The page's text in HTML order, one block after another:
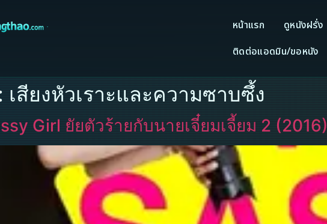
หน้าแรก ดูหนังฝรั่ง
ติดต่อแอดมิน/ขอหนัง
เสียงหัวเราะและความซาบซึ้ง
Girl ยัยตัวร้ายกับนายเจี๋ยมเจี้ยม 2 (2016)